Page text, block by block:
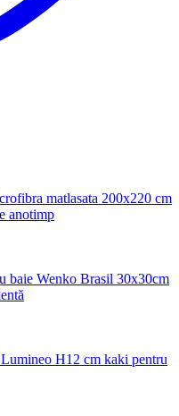
matlasata 200x220 cm
anotimp
baie Wenko Brasil 30x30cm
H12 cm kaki pentru